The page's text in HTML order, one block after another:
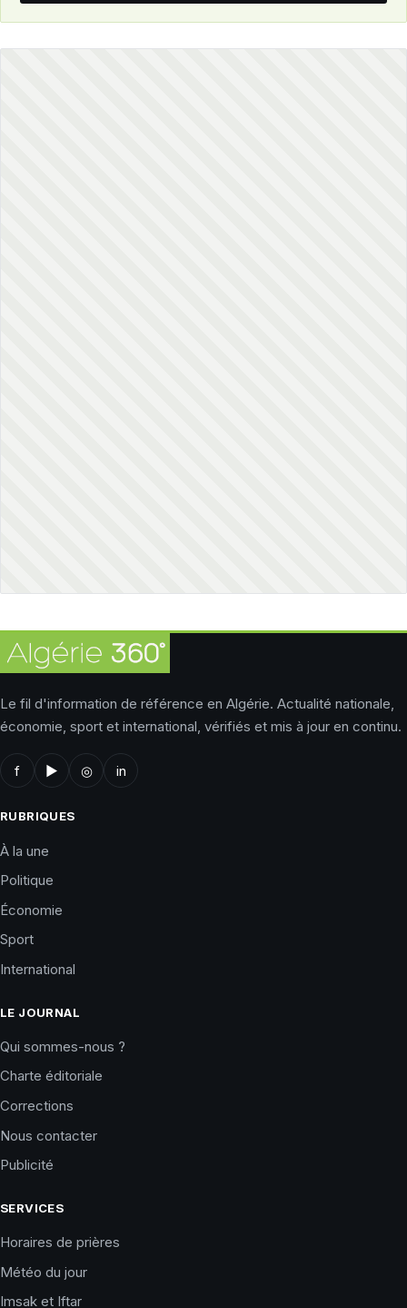
Le fil d'information de référence en Algérie. Actualité nationale,
économie, sport et international, vérifiés et mis à jour en continu.
f ▶ ◎ in
RUBRIQUES
À la une
Politique
Économie
Sport
International
LE JOURNAL
Qui sommes-nous ?
Charte éditoriale
Corrections
Nous contacter
Publicité
SERVICES
Horaires de prières
Météo du jour
Imsak et Iftar